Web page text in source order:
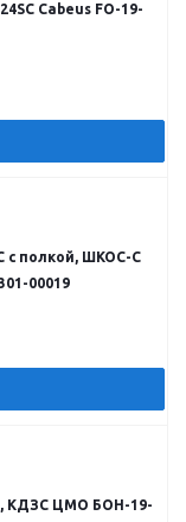
Cabeus FO-19-
с полкой, ШКОС-С
00019
КДЗС ЦМО БОН-19-